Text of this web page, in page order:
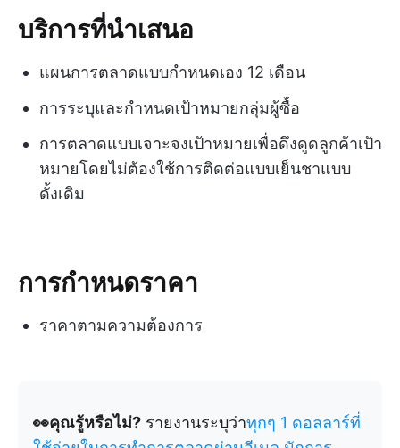
บริการที่นำเสนอ
แผนการตลาดแบบกำหนดเอง 12 เดือน
การระบุและกำหนดเป้าหมายกลุ่มผู้ซื้อ
การตลาดแบบเจาะจงเป้าหมายเพื่อดึงดูดลูกค้าเป้า
หมายโดยไม่ต้องใช้การติดต่อแบบเย็นชาแบบ
ดั้งเดิม
การกำหนดราคา
ราคาตามความต้องการ
👀คุณรู้หรือไม่? รายงานระบุว่าทุกๆ 1 ดอลลาร์ที่